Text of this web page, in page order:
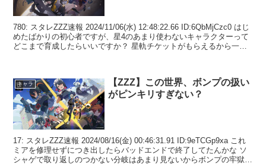
780: スタレZZZ速報 2024/11/06(水) 12:48:22.66 ID:6QbMjCzc0 はじ
めたばかりの初心者ですが、星4のあまり使わないキャラクターって
どこまで育成したらいいですか？ 星軌チケットがもらえるから一応
キャラ
【ZZZ】この世界、ボンプの扱い
がピンキリすぎない？
17: スタレZZZ速報 2024/08/16(金) 00:46:31.91 ID:9eTCGp9xa これ
ミアを修理せずにつき出したらバッドエンドで終了してたんかな ソ
シャゲで取り返しのつかない分岐はあまり見ないからボンプの牢獄み